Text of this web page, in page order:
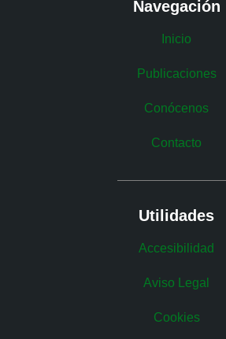
Navegación
Inicio
Publicaciones
Conócenos
Contacto
Utilidades
Accesibilidad
Aviso Legal
Cookies